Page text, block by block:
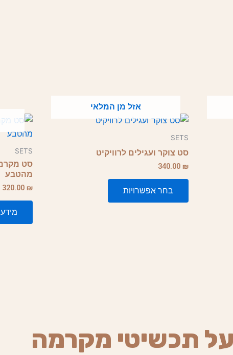
אזל מן המלאי
SETS
סט צוקר ועגילים לרוויקיט
340.00 ₪
בחר אפשרויות
למוצר
זה
לבחור
SETS
סט
מהטבע
320.00 ₪
תכשיטי מקרמה